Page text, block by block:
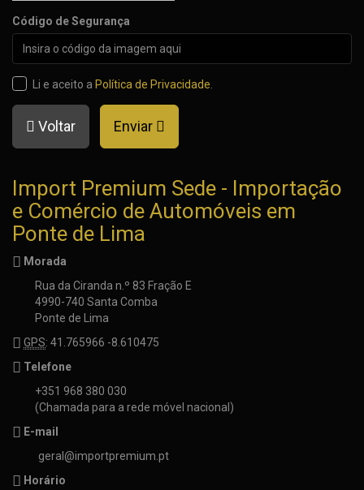
Código de Segurança
Li e aceito a Política de Privacidade
Voltar Enviar
Import Premium Sede - Importação
e Comércio de Automóveis em
Ponte de Lima
Morada
Rua da Ciranda n.º 83 Fração E
4990-740 Santa Comba
Ponte de Lima
GPS: 41.765966 -8.610475
Telefone
+351 968 380 030
(Chamada para a rede móvel nacional)
E-mail
geral@importpremium.pt
Horário